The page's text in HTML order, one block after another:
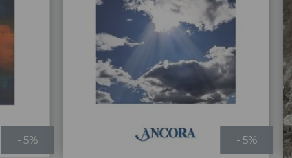
- 5% - 5%